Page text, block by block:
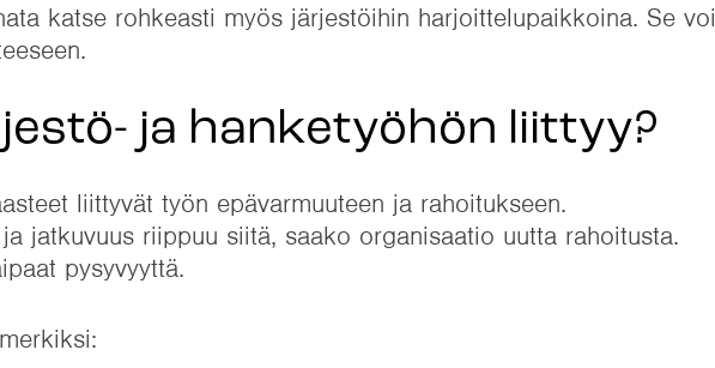
katse rohkeasti myös järjestöihin harjoittelupaikkoina. Se voi
ja hanketyöhön liittyy?
liittyvät työn epävarmuuteen ja rahoitukseen.
jatkuvuus riippuu siitä, saako organisaatio uutta rahoitusta.
pysyvyyttä.